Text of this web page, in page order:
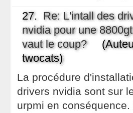
27. Re: L'intall des
nvidia pour une
vaut le coup?
twocats)
La procédure
drivers nvidia sont sur
urpmi en